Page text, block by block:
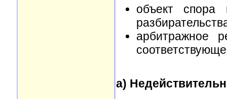
объект спора
арбитражное
a)